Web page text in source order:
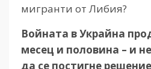
мигранти от Либия?
Войната в Украйна
месец и половина – и
да се постигне